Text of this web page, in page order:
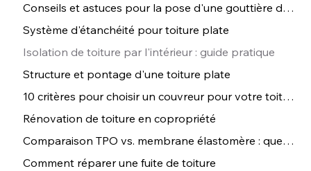
Conseils et astuces pour la pose d'une gouttière de toit
Système d'étanchéité pour toiture plate
Isolation de toiture par l'intérieur : guide pratique
Structure et pontage d'une toiture plate
10 critères pour choisir un couvreur pour votre toiture
Rénovation de toiture en copropriété
Comparaison TPO vs. membrane élastomère : que choisir ?
Comment réparer une fuite de toiture